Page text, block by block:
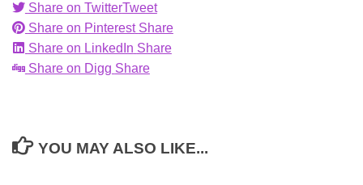
Share on TwitterTweet
Share on Pinterest Share
Share on LinkedIn Share
Share on Digg Share
YOU MAY ALSO LIKE...